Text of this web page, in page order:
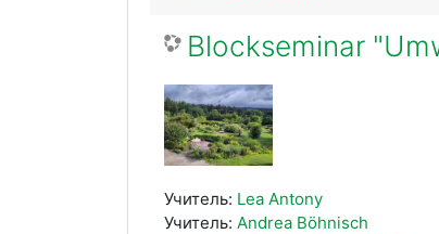
Blockseminar
Учитель: Lea Antony
Учитель: Andrea Böhnisch